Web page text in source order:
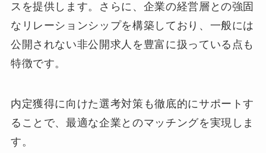
スを提供します。さらに、企業の経営層との強固
なリレーションシップを構築しており、一般には
公開されない非公開求人を豊富に扱っている点も
特徴です。
内定獲得に向けた選考対策も徹底的にサポートす
ることで、最適な企業とのマッチングを実現しま
す。